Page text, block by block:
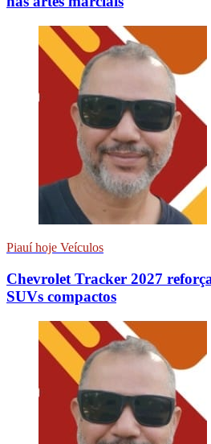
Piauí hoje Veículos
Chevrolet Tracker 2027
SUVs compactos